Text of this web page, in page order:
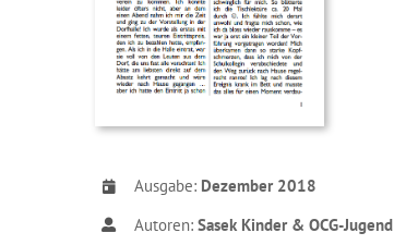
Ausgabe: Dezember 2018
Autoren: Sasek Kinder & OCG-Jugend